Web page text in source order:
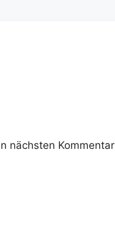
nächsten Kommentar